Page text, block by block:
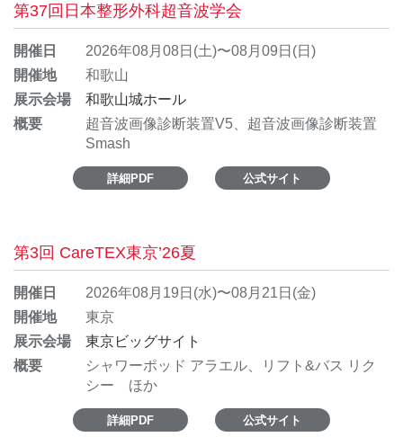
第37回日本整形外科超音波学会
開催日
2026年08月08日(土)〜08月09日(日)
開催地
和歌山
展示会場
和歌山城ホール
概要
超音波画像診断装置V5、超音波画像診断装置
Smash
詳細PDF 公式サイト
第3回 CareTEX東京’26夏
開催日
2026年08月19日(水)〜08月21日(金)
開催地
東京
展示会場
東京ビッグサイト
概要
シャワーポッド アラエル、リフト&バス リク
シー ほか
詳細PDF 公式サイト